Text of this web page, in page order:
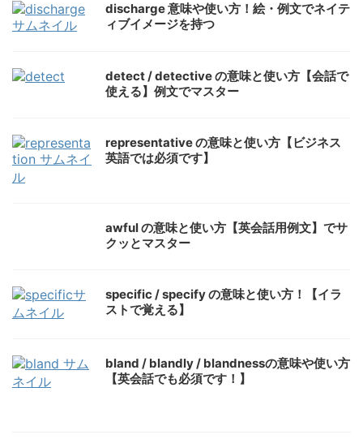
discharge 意味や使い方！絵・例文でネイテ
ィブイメージを持つ
detect / detective の意味と使い方【会話で
使える】例文でマスター
representative の意味と使い方【ビジネス
英語では必須です】
awful の意味と使い方【英会話用例文】でサ
クッとマスター
specific / specify の意味と使い方！【イラ
ストで覚える】
bland / blandly / blandnessの意味や使い方
【英会話でも必須です！】